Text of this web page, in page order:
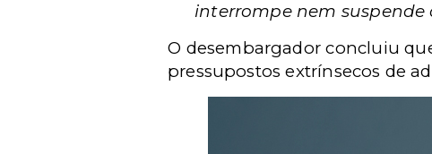
interrompe nem suspende
O desembargador concluiu
pressupostos extrínsecos de